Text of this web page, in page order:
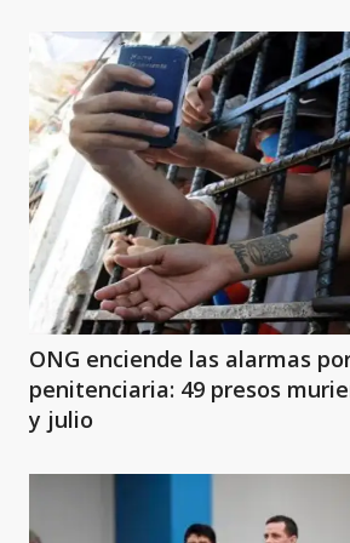
ONG enciende las alarmas
penitenciaria: 49 presos
y julio